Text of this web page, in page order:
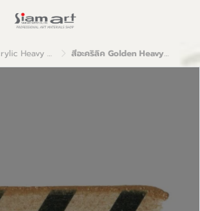
Heavy Body สีอะคริลิค Golden Heavy Body 59ml : Iridescent Gold (coarse)